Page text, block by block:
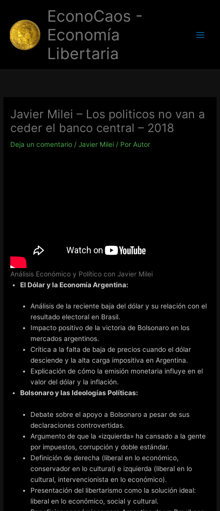
contenido
EconoCaos -
Economía
Libertaria
Javier Milei – Los politicos no van a
ceder el banco central – 2018
Deja un comentario /Javier Milei / Por Autor
Análisis Económico y Político con Javier Milei
El Dólar y la Economía Argentina:
Análisis de la reciente baja del dólar y su relación con el
resultado electoral en Brasil.
Impacto positivo de la victoria de Bolsonaro en los
mercados argentinos.
Crítica a la falta de baja de precios cuando el dólar
desciende y la alta carga impositiva en Argentina.
Explicación de cómo la emisión monetaria influye en el
valor del dólar y la inflación.
Bolsonaro y las Ideologías Políticas:
Debate sobre el apoyo a Bolsonaro a pesar de sus
declaraciones controvertidas.
Argumento de que la «izquierda» ha cansado a la gente
por impuestos, corrupción y doble estándar.
Definición de derecha (liberal en lo económico,
conservador en lo cultural) e izquierda (liberal en lo
cultural, intervencionista en lo económico).
Presentación del libertarismo como la solución ideal:
liberal en lo económico, social y cultural.